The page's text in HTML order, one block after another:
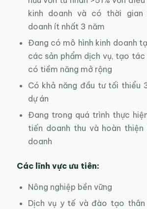
kinh doanh và có thời gian
doanh ít nhất 3 năm
Đang có mô hình kinh doanh
các sản phẩm dịch vụ, tạo tác
có tiềm năng mở rộng
Có khả năng đầu tư tối thiểu
dự án
Đang trong quá trình thực
tiến doanh thu và hoàn thiện
doanh
Các lĩnh vực ưu tiên:
Nông nghiệp bền vững
Dịch vụ y tế và đào tạo